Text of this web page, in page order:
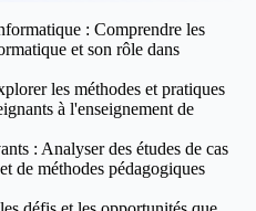
: Comprendre les
et son rôle dans
les méthodes et pratiques
à l'enseignement de
: Analyser des études de cas
de méthodes pédagogiques